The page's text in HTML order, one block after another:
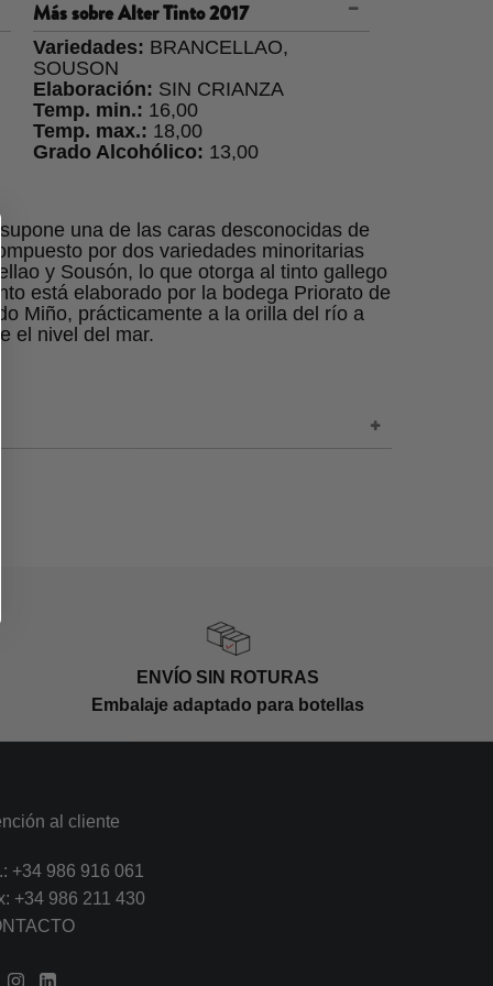
Más sobreAlter Tinto 2017
Variedades: BRANCELLAO,
SOUSON
Elaboración: SIN CRIANZA
Temp. min.: 16,00
Temp. max.: 18,00
Grado Alcohólico: 13,00
una de las caras desconocidas de
por dos variedades minoritarias
y Sousón, lo que otorga al tinto gallego
está elaborado por la bodega Priorato de
Miño, prácticamente a la orilla del río a
el nivel del mar.
depósitos de acero inoxidable con
maloláctica se realiza durante todo el
de 500 litros de roble húngaro.
botellas el vino durante el mes de
4 meses antes de ser consumido
ENVÍO SIN ROTURAS
Embalaje adaptado para botellas
al cliente
+34 986 916 061
+34 986 211 430